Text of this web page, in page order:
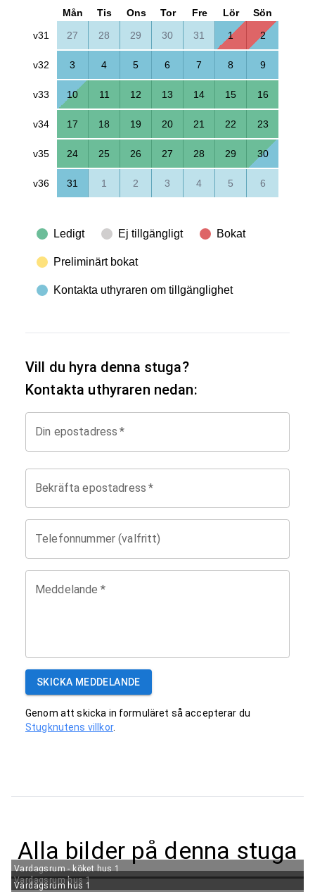
Mån Tis Ons Tor Fre Lör
Sön
v31
27 28 29 30 31 1 2
v32 3 4 5 6 7 8 9
v33 10 11 12 13 14 15 16
v34 17 18 19 20 21 22 23
v35 24 25 26 27 28 29 30
v36 31 1 2 3 4 5 6
Ledigt Ej tillgängligt Bokat
Preliminärt bokat
Kontakta uthyraren om tillgänglighet
Vill du hyra denna stuga?
Kontakta uthyraren nedan:
Din epostadress *
Bekräfta epostadress *
Telefonnummer (valfritt)
Meddelande *
SKICKA MEDDELANDE
Genom att skicka in formuläret så accepterar du
Stugknutens villkor.
Alla bilder på denna stuga
Vardagsrum - köket hus 1
Vardagsrum hus 1
Vardagsrum hus 1